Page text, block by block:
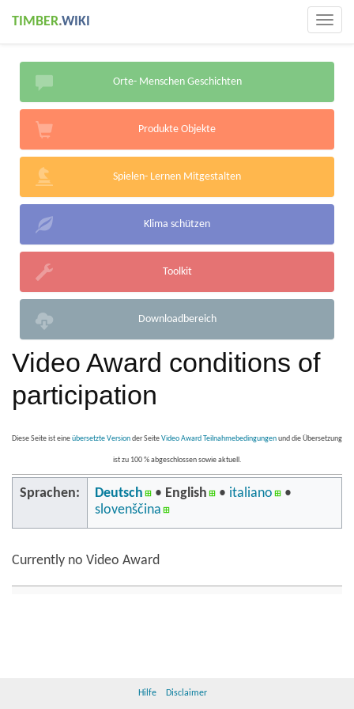
TIMBER.WIKI
Orte- Menschen Geschichten
Produkte Objekte
Spielen- Lernen Mitgestalten
Klima schützen
Toolkit
Downloadbereich
Video Award conditions of
participation
Diese Seite ist eineübersetzte Versionder SeiteVideo Award Teilnahmebedingungenund die Übersetzung
ist zu 100 % abgeschlossen sowie aktuell.
Sprachen: Deutsch • ‎ English • ‎ italiano
•
slovenščina
Currently no Video Award
Hilfe Disclaimer